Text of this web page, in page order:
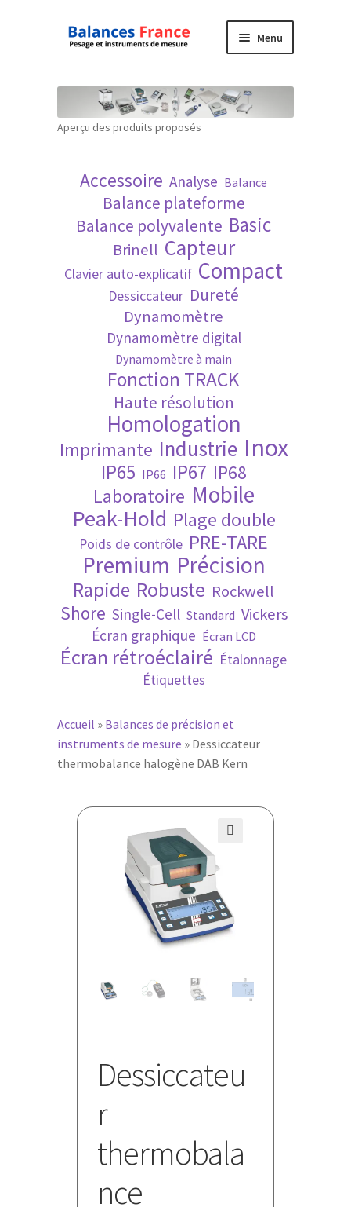
Aller
navigation
Aller
Menu
Mon compte
Politique de confidentialité
Politique en matière de remboursements et
Recherche avancée
Technique
Validation de la commande
Aperçu des produits proposés
Accessoire Analyse Balance
Balance plateforme
Balance polyvalente Basic
Brinell Capteur
Clavier auto-explicatif Compact
Dessiccateur Dureté
Dynamomètre
Dynamomètre digital
Dynamomètre à main
Fonction TRACK
Haute résolution
Homologation
Imprimante Industrie Inox
IP65 IP66 IP67 IP68
Laboratoire Mobile
Peak-Hold Plage double
Poids de contrôle PRE-TARE
Premium Précision
Rapide Robuste Rockwell
Shore Single-Cell Standard Vickers
Écran graphique Écran LCD
Écran rétroéclairé Étalonnage
Étiquettes
Accueil » Balances de précision et
instruments de mesure » Dessiccateur
thermobalance halogène DAB Kern
Dessiccateu
r
thermobala
nce